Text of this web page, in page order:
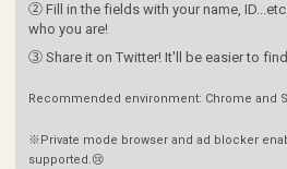
② Fill in the fields with your name,
who you are!
③ Share it on Twitter! It'll be easier to
Recommended environment: Chrome and
※Private mode browser and ad blocker
supported.😢